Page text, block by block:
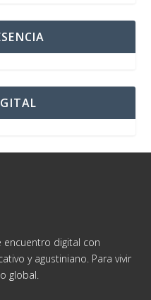
encuentro digital con
y agustiniano. Para vivir
global.